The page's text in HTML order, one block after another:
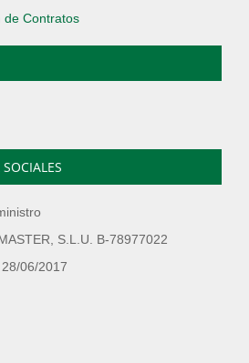
de Contratos
S.L.U. B-78977022
28/06/2017